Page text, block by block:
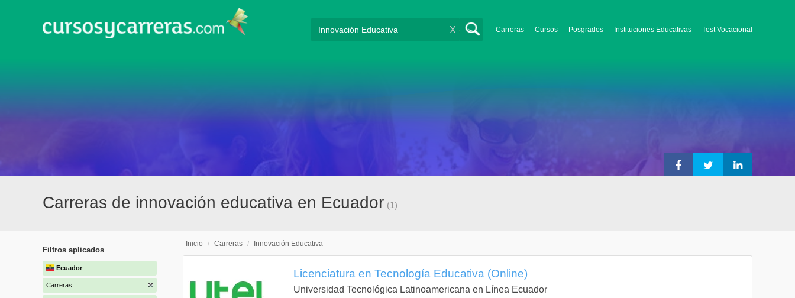
Carreras Cursos Posgrados Instituciones Educativas Test Vocacional
X
Carreras de innovación educativa en Ecuador (1)
Filtros aplicados
Ecuador
Carreras
Inicio / Carreras / Innovación Educativa
Licenciatura en Tecnología Educativa (Online)
Universidad Tecnológica Latinoamericana en Línea Ecuador